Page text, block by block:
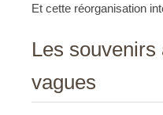
Et cette réorganisation
Les
vagues